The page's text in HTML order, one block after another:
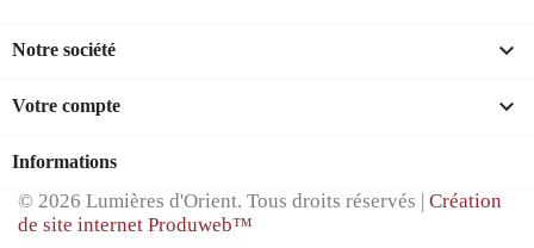
Notre société 
Votre compte 
Informations
© 2026 Lumières d'Orient. Tous droits réservés | Création
de site internet Produweb™